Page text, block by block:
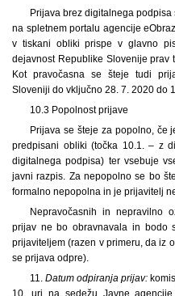
Prijava brez digitalnega
na spletnem portalu agencije
v tiskani obliki prispe v glavno
dejavnost Republike Slovenije prav
Kot pravočasna se šteje tudi
Sloveniji do vključno 28. 7. 2020 do
10.3 Popolnost prijave
Prijava se šteje za popolno, če
predpisani obliki (točka 10.1. – z
digitalnega podpisa) ter vsebuje
javni razpis. Za nepopolno se bo
formalno nepopolna in je prijavitelj
Nepravočasnih in nepravilno
prijav ne bo obravnavala in bodo
prijaviteljem (razen v primeru, da iz
se prijava odpre).
11. Datum odpiranja prijav:
10. uri na sedežu Javne